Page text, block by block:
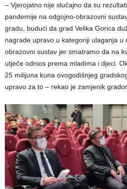
– Vjerojatno nije slučajno da su
pandemije na odgojno-obrazovni
gradu, budući da grad Velika Gorica
nagrade upravo u kategoriji ulaganja u
obrazovni sustav jer smatramo da na
utječe odnios prema mladima i djeci.
25 milijuna kuna ovogodišnjeg
upravo za to – rekao je zamjenik